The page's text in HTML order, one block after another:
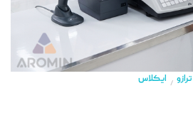
ترازو / ایکلاس